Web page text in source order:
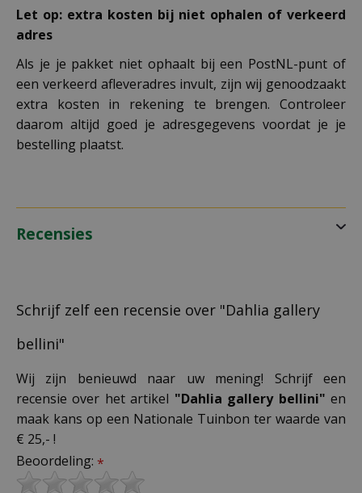
Let op: extra kosten bij niet ophalen of verkeerd
adres
Als je je pakket niet ophaalt bij een PostNL-punt of
een verkeerd afleveradres invult, zijn wij genoodzaakt
extra kosten in rekening te brengen. Controleer
daarom altijd goed je adresgegevens voordat je je
bestelling plaatst.
Recensies
Schrijf zelf een recensie over "Dahlia gallery
bellini"
Wij zijn benieuwd naar uw mening! Schrijf een
recensie over het artikel "Dahlia gallery bellini" en
maak kans op een Nationale Tuinbon ter waarde van
€ 25,- !
Beoordeling: *